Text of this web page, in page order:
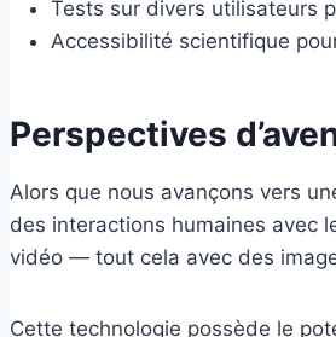
Tests sur divers utilisateurs
Accessibilité scientifique
Perspectives
Alors que nous avançons vers
des interactions humaines avec
vidéo — tout cela avec des
Cette technologie possède le